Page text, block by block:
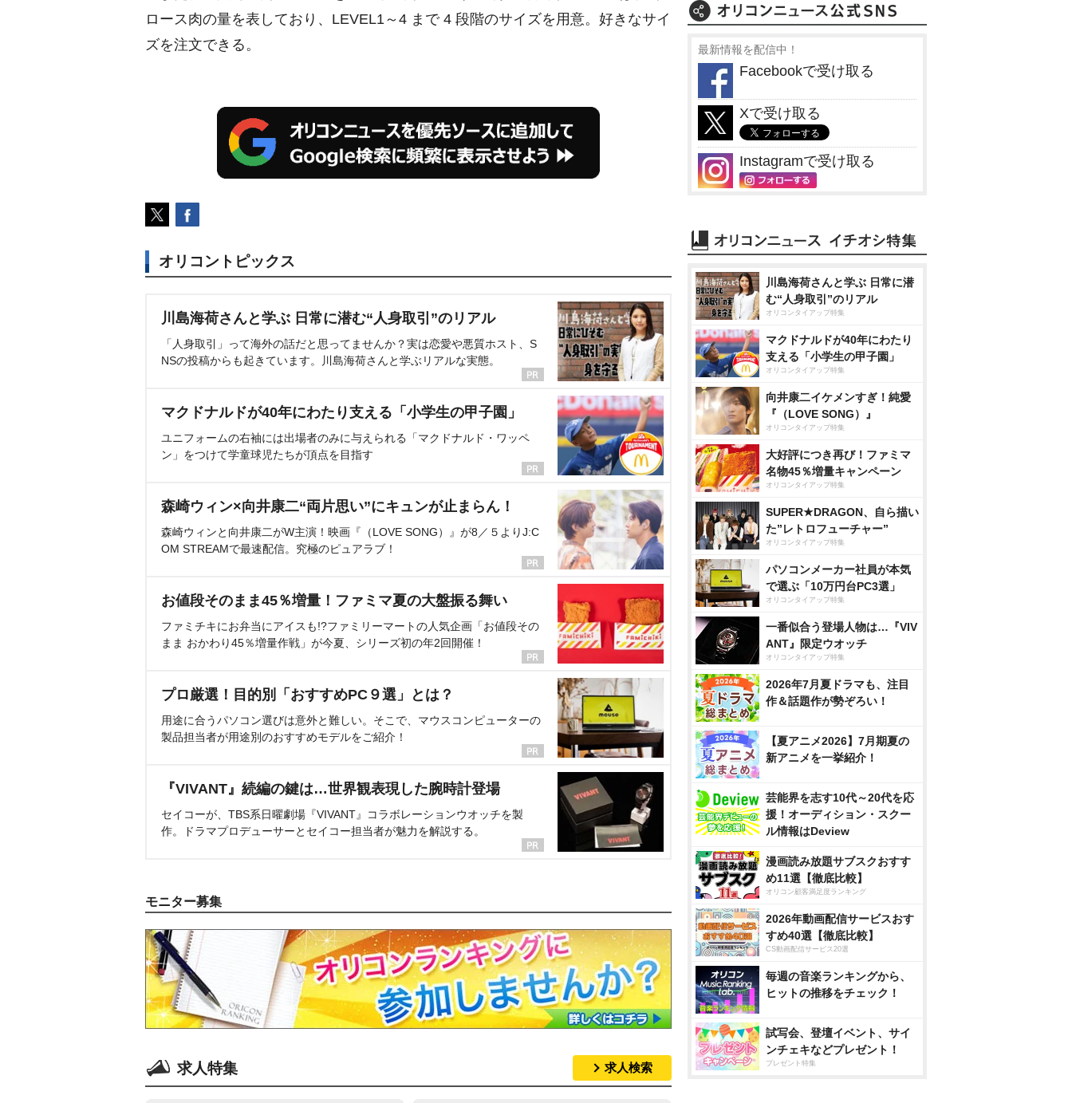
ロース肉の量を表しており、LEVEL1～4 まで 4 段階のサイズを用意。好きなサイ
ズを注文できる。
オリコントピックス
川島海荷さんと学ぶ 日常に潜む“人身取引”のリアル
「人身取引」って海外の話だと思ってませんか？実は恋愛や悪質ホスト、S
NSの投稿からも起きています。川島海荷さんと学ぶリアルな実態。
マクドナルドが40年にわたり支える「小学生の甲子園」
ユニフォームの右袖には出場者のみに与えられる「マクドナルド・ワッペ
ン」をつけて学童球児たちが頂点を目指す
森崎ウィン×向井康二“両片思い”にキュンが止まらん！
森崎ウィンと向井康二がW主演！映画『（LOVE SONG）』が8／５よりJ:C
OM STREAMで最速配信。究極のピュアラブ！
お値段そのまま45％増量！ファミマ夏の大盤振る舞い
ファミチキにお弁当にアイスも!?ファミリーマートの人気企画「お値段その
まま おかわり45％増量作戦」が今夏、シリーズ初の年2回開催！
プロ厳選！目的別「おすすめPC９選」とは？
用途に合うパソコン選びは意外と難しい。そこで、マウスコンピューターの
製品担当者が用途別のおすすめモデルをご紹介！
『VIVANT』続編の鍵は…世界観表現した腕時計登場
セイコーが、TBS系日曜劇場『VIVANT』コラボレーションウオッチを製
作。ドラマプロデューサーとセイコー担当者が魅力を解説する。
モニター募集
求人特集 求人検索
最新情報を配信中！
Facebookで受け取る
Xで受け取る
Instagramで受け取る
川島海荷さんと学ぶ 日常に潜
む“人身取引”のリアル
オリコンタイアップ特集
マクドナルドが40年にわたり
支える「小学生の甲子園」
オリコンタイアップ特集
向井康二イケメンすぎ！純愛
『（LOVE SONG）』
オリコンタイアップ特集
大好評につき再び！ファミマ
名物45％増量キャンペーン
オリコンタイアップ特集
SUPER★DRAGON、自ら描い
た”レトロフューチャー”
オリコンタイアップ特集
パソコンメーカー社員が本気
で選ぶ「10万円台PC3選」
オリコンタイアップ特集
一番似合う登場人物は…『VIV
ANT』限定ウオッチ
オリコンタイアップ特集
2026年7月夏ドラマも、注目
作＆話題作が勢ぞろい！
【夏アニメ2026】7月期夏の
新アニメを一挙紹介！
芸能界を志す10代～20代を応
援！オーディション・スクー
ル情報はDeview
漫画読み放題サブスクおすす
め11選【徹底比較】
オリコン顧客満足度ランキング
2026年動画配信サービスおす
すめ40選【徹底比較】
CS動画配信サービス20選
毎週の音楽ランキングから、
ヒットの推移をチェック！
試写会、登壇イベント、サイ
ンチェキなどプレゼント！
プレゼント特集